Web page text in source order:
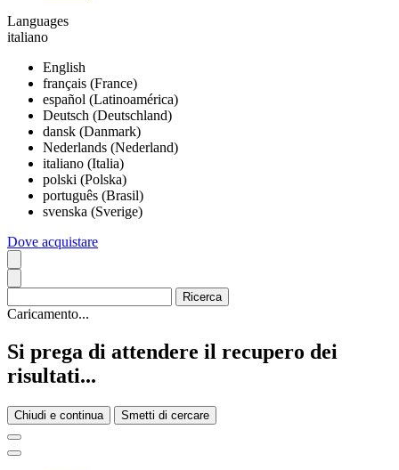
Languages
italiano
English
français (France)
español (Latinoamérica)
Deutsch (Deutschland)
dansk (Danmark)
Nederlands (Nederland)
italiano (Italia)
polski (Polska)
português (Brasil)
svenska (Sverige)
Dove acquistare
Caricamento...
Si prega di attendere il recupero dei
risultati...
Chiudi e continua Smetti di cercare